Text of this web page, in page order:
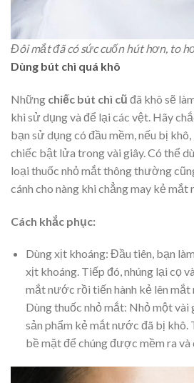
Đôi mắt đã có sức cuốn hút hơn, to
Dùng bút chì quá khô
Những chiếc bút chì cũ đã khô sẽ
khi sử dụng và để lại các vệt. Hãy
bạn sử dụng có đầu mềm, nếu bị khô,
chiếc bật lửa trong vài giây. Có thể
loại thuốc nhỏ mắt thông thường
cánh cho nàng khi chẳng may kẻ mắt
Cách khắc phục:
Dùng xịt khoáng: Đầu tiên, bạn
xịt khoáng. Tiếp đó, nhúng lại cọ
mắt nước rồi tiến hành kẻ lên
Dùng thuốc nhỏ mắt: Nhỏ một vài
sản phẩm kẻ mắt nước đã bị khô.
bề mặt để chúng được mềm ra và